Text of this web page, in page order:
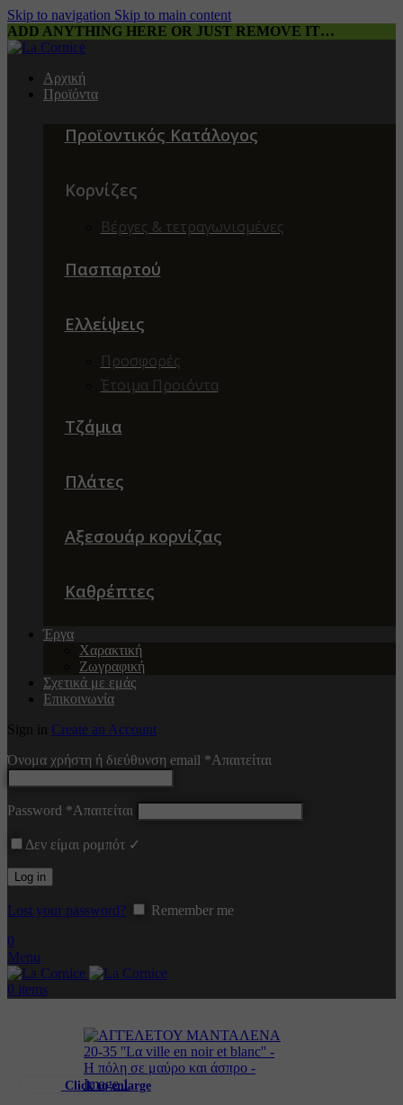
Skip to navigation Skip to main content
ADD ANYTHING HERE OR JUST REMOVE IT…
Αρχική
Προϊόντα
Προϊοντικός Κατάλογος
Κορνίζες
Βέργες & τετραγωνισμένες
Πασπαρτού
Ελλείψεις
Προσφορές
Έτοιμα Προιόντα
Τζάμια
Πλάτες
Αξεσουάρ κορνίζας
Καθρέπτες
Έργα
Χαρακτική
Ζωγραφική
Σχετικά με εμάς
Επικοινωνία
Sign in Create an Account
Όνομα χρήστη ή διεύθυνση email *Απαιτείται
Password *Απαιτείται
Δεν είμαι ρομπότ ✓
Log in
Lost your password?
Remember me
0
Menu
0 items
Click to enlarge